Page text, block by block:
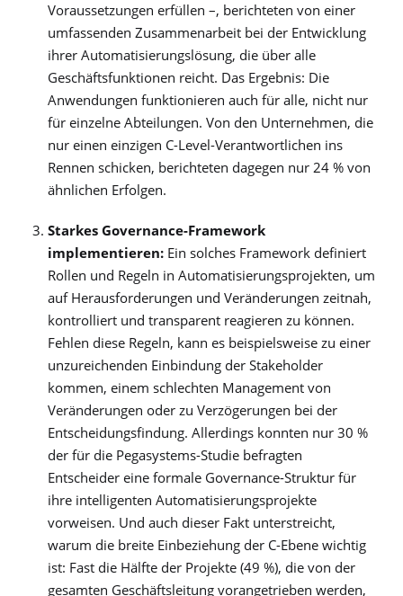
Voraussetzungen erfüllen –, berichteten von einer
umfassenden Zusammenarbeit bei der Entwicklung
ihrer Automatisierungslösung, die über alle
Geschäftsfunktionen reicht. Das Ergebnis: Die
Anwendungen funktionieren auch für alle, nicht nur
für einzelne Abteilungen. Von den Unternehmen, die
nur einen einzigen C-Level-Verantwortlichen ins
Rennen schicken, berichteten dagegen nur 24 % von
ähnlichen Erfolgen.
Starkes Governance-Framework
implementieren: Ein solches Framework definiert
Rollen und Regeln in Automatisierungsprojekten, um
auf Herausforderungen und Veränderungen zeitnah,
kontrolliert und transparent reagieren zu können.
Fehlen diese Regeln, kann es beispielsweise zu einer
unzureichenden Einbindung der Stakeholder
kommen, einem schlechten Management von
Veränderungen oder zu Verzögerungen bei der
Entscheidungsfindung.Allerdings konnten nur 30 %
der für die Pegasystems-Studie befragten
Entscheider eine formale Governance-Struktur für
ihre intelligenten Automatisierungsprojekte
vorweisen. Und auch dieser Fakt unterstreicht,
warum die breite Einbeziehung der C-Ebene wichtig
ist: Fast die Hälfte der Projekte (49 %), die von der
gesamten Geschäftsleitung vorangetrieben werden,